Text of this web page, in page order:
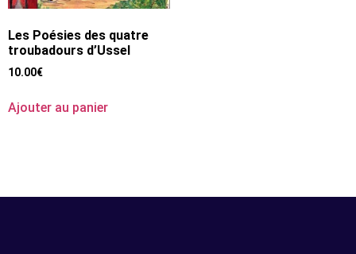
Les Poésies des quatre
troubadours d’Ussel
10.00€
Ajouter au panier